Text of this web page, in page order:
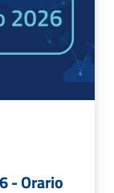
- Orario